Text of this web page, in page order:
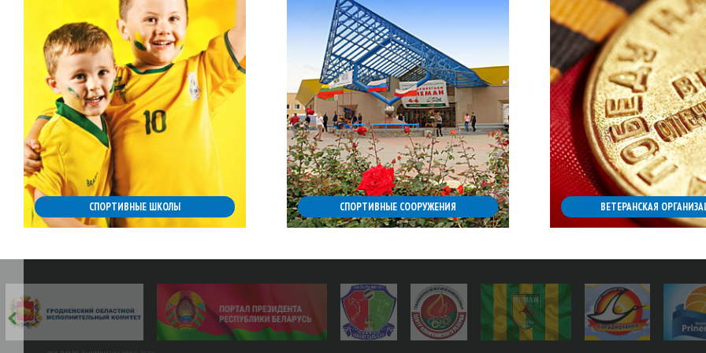
СПОРТИВНЫЕ ШКОЛЫ СПОРТИВНЫЕ СООРУЖЕНИЯ ВЕТЕРАНСКАЯ